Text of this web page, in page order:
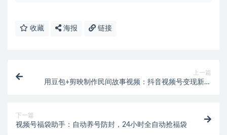
收藏 海报 链接
上一篇
用豆包+剪映制作民间故事视频：抖音视频号变现新玩
下一篇
视频号福袋助手：自动养号防封，24小时全自动抢福袋